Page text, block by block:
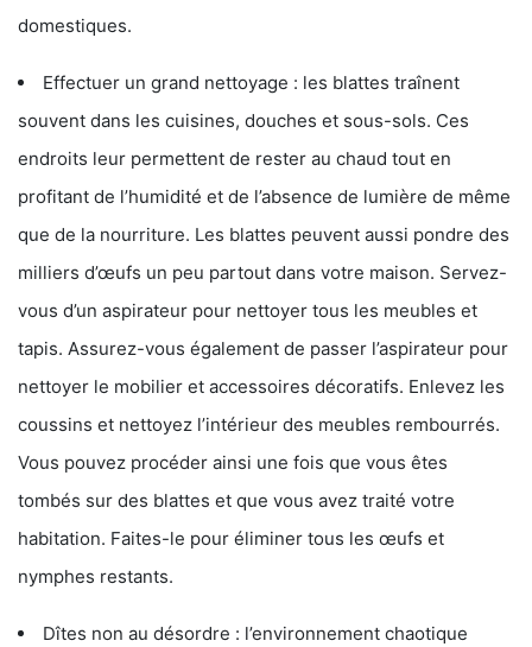
domestiques.
Effectuer un grand nettoyage : les blattes traînent
souvent dans les cuisines, douches et sous-sols. Ces
endroits leur permettent de rester au chaud tout en
profitant de l’humidité et de l’absence de lumière de même
que de la nourriture. Les blattes peuvent aussi pondre des
milliers d’œufs un peu partout dans votre maison. Servez-
vous d’un aspirateur pour nettoyer tous les meubles et
tapis. Assurez-vous également de passer l’aspirateur pour
nettoyer le mobilier et accessoires décoratifs. Enlevez les
coussins et nettoyez l’intérieur des meubles rembourrés.
Vous pouvez procéder ainsi une fois que vous êtes
tombés sur des blattes et que vous avez traité votre
habitation. Faites-le pour éliminer tous les œufs et
nymphes restants.
Dîtes non au désordre : l’environnement chaotique